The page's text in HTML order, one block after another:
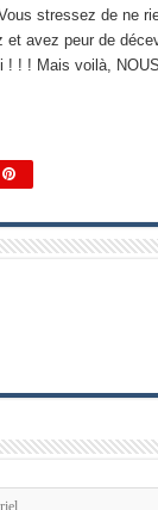
stressez de ne
et avez peur de
! ! ! Mais voilà,